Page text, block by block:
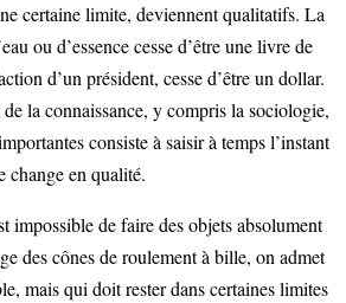
certaine limite, deviennent qualitatifs. La
ou d’essence cesse d’être une livre de
d’un président, cesse d’être un dollar.
la connaissance, y compris la sociologie,
consiste à saisir à temps l’instant
change en qualité.
impossible de faire des objets absolument
des cônes de roulement à bille, on admet
mais qui doit rester dans certaines limites